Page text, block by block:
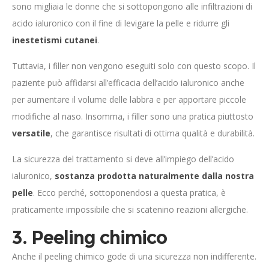
sono migliaia le donne che si sottopongono alle infiltrazioni di
acido ialuronico con il fine di levigare la pelle e ridurre gli
inestetismi cutanei.
Tuttavia, i filler non vengono eseguiti solo con questo scopo. Il
paziente può affidarsi all’efficacia dell’acido ialuronico anche
per aumentare il volume delle labbra e per apportare piccole
modifiche al naso. Insomma, i filler sono una pratica piuttosto
versatile, che garantisce risultati di ottima qualità e durabilità.
La sicurezza del trattamento si deve all’impiego dell’acido
ialuronico, sostanza prodotta naturalmente dalla nostra
pelle. Ecco perché, sottoponendosi a questa pratica, è
praticamente impossibile che si scatenino reazioni allergiche.
3. Peeling chimico
Anche il peeling chimico gode di una sicurezza non indifferente.